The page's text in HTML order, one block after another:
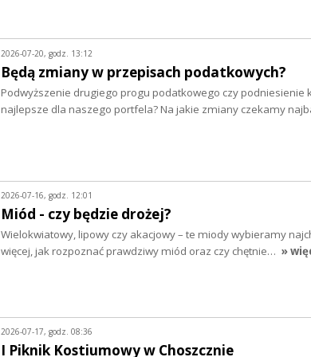
2026-07-20, godz. 13:12
Będą zmiany w przepisach podatkowych?
Podwyższenie drugiego progu podatkowego czy podniesienie
najlepsze dla naszego portfela? Na jakie zmiany czekamy
2026-07-16, godz. 12:01
Miód - czy będzie drożej?
Wielokwiatowy, lipowy czy akacjowy – te miody wybieramy
więcej, jak rozpoznać prawdziwy miód oraz czy chętnie… »
2026-07-17, godz. 08:36
I Piknik Kostiumowy w Choszcznie